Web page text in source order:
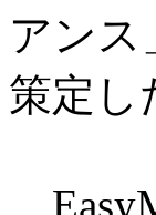
アン
策定し